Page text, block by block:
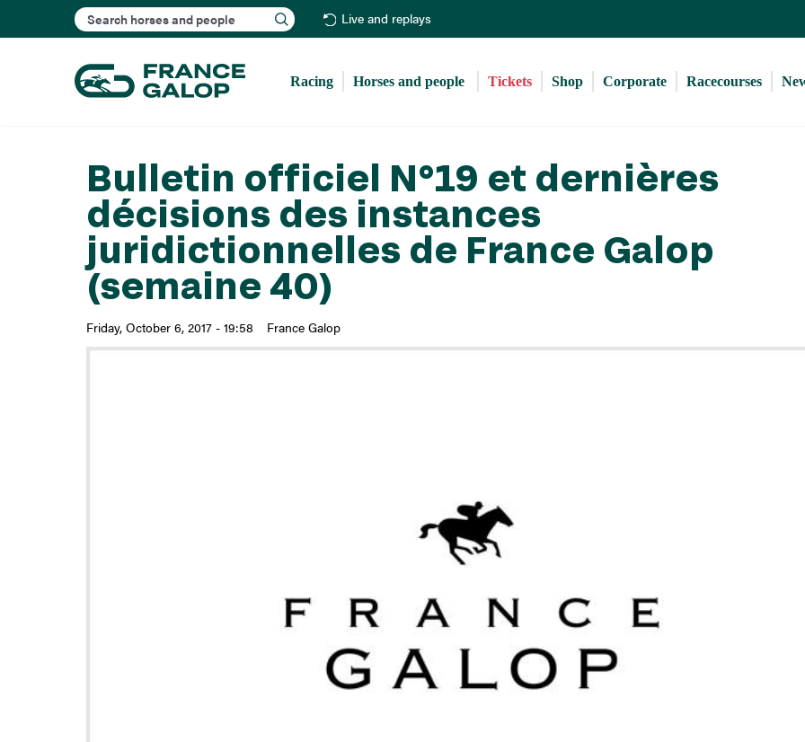
to
content
Search Live and replays
Racing Horses and people Tickets Shop Corporate Racecourses
Bulletin officiel N°19 et dernières
décisions des instances
juridictionnelles de France Galop
(semaine 40)
Friday, October 6, 2017 - 19:58 France Galop